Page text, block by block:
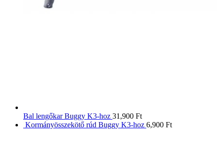
Bal lengőkar Buggy K3-hoz 31,900 Ft
Kormányösszekötő rúd Buggy K3-hoz 6,900 Ft